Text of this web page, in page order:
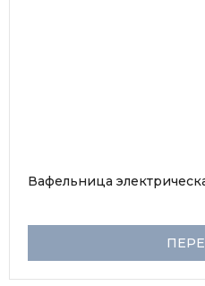
Вафельница